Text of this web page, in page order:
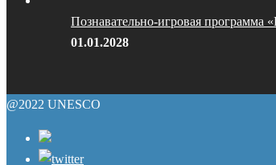
Познавательно-игровая
01.01.2028
@2022 UNESCO